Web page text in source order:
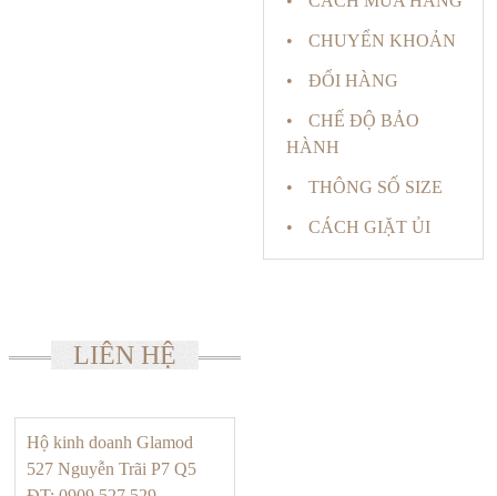
CHUYỂN KHOẢN
ĐỔI HÀNG
CHẾ ĐỘ BẢO
HÀNH
THÔNG SỐ SIZE
CÁCH GIẶT ỦI
LIÊN HỆ
Hộ kinh doanh Glamod
527 Nguyễn Trãi P7 Q5